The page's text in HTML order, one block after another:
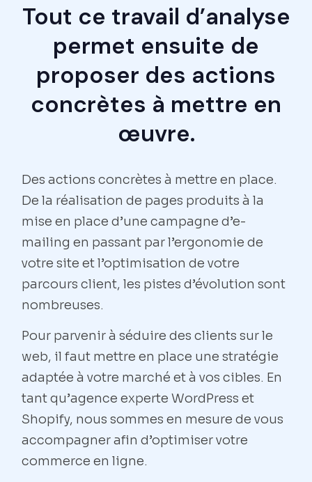
Tout ce travail d’analyse
permet ensuite de
proposer des actions
concrètes à mettre en
œuvre.
Des actions concrètes à mettre en place.
De la réalisation de pages produits à la
mise en place d’une campagne d’e-
mailing en passant par l’ergonomie de
votre site et l’optimisation de votre
parcours client, les pistes d’évolution sont
nombreuses.
Pour parvenir à séduire des clients sur le
web, il faut mettre en place une stratégie
adaptée à votre marché et à vos cibles. En
tant qu’agence experte WordPress et
Shopify, nous sommes en mesure de vous
accompagner afin d’optimiser votre
commerce en ligne.